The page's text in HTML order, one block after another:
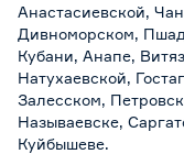
Анастасиевской,
Дивноморском,
Кубани, Анапе,
Натухаевской,
Залесском,
Называевске,
Куйбышеве.